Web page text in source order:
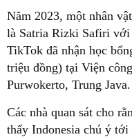
Năm 2023, một nhân
là Satria Rizki Safiri
TikTok đã nhận học
triệu đồng) tại Viện
Purwokerto, Trung Java.
Các nhà quan sát cho
thấy Indonesia chú ý